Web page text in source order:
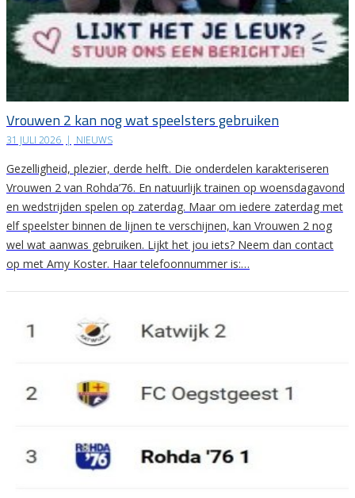
Vrouwen 2 kan nog wat speelsters gebruiken
31 JULI 2026 | NIEUWS
Gezelligheid, plezier, derde helft. Die onderdelen karakteriseren
Vrouwen 2 van Rohda’76. En natuurlijk trainen op woensdagavond
en wedstrijden spelen op zaterdag. Maar om iedere zaterdag met
elf speelster binnen de lijnen te verschijnen, kan Vrouwen 2 nog
wel wat aanwas gebruiken. Lijkt het jou iets? Neem dan contact
op met Amy Koster. Haar telefoonnummer is:…